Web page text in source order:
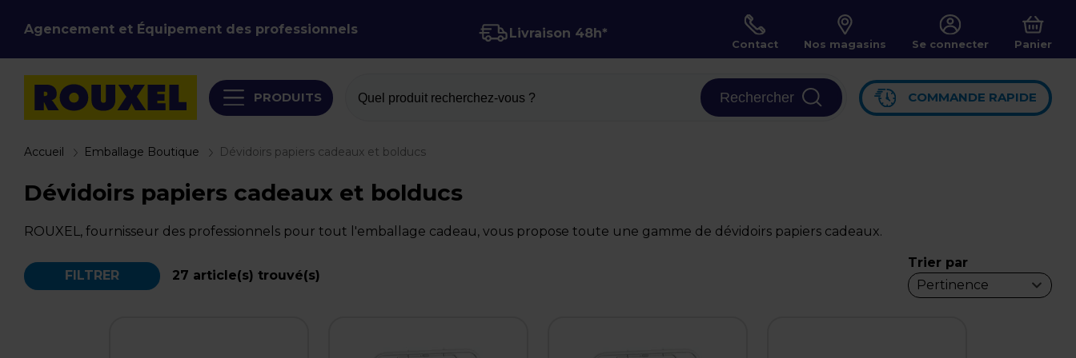
Agencement et Équipement des professionnels Livraison 48h*
Contact Nos magasins Se connecter Panier
PRODUITS Quel produit recherchez-vous ? Rechercher COMMANDE RAPIDE
Accueil Emballage Boutique Dévidoirs papiers cadeaux et bolducs
Dévidoirs papiers cadeaux et bolducs
ROUXEL, fournisseur des professionnels pour tout l'emballage cadeau, vous propose toute une gamme de dévidoirs papiers cadeaux.
FILTRER 27 article(s) trouvé(s)
Trier par
Pertinence